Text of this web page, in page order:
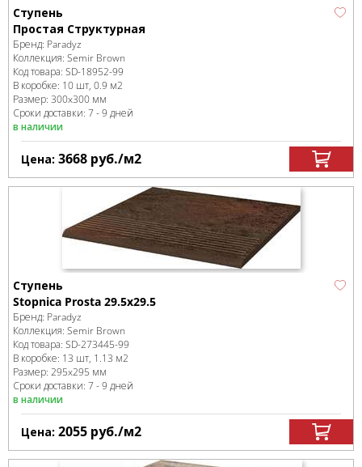
Ступень
Простая Структурная
Бренд: Paradyz
Коллекция: Semir Brown
Код товара: SD-18952-99
В коробке: 10 шт, 0.9 м2
Размер: 300x300 мм
Сроки доставки: 7 - 9 дней
в наличии
Цена: 3668 руб./м2
Ступень
Stopnica Prosta 29.5х29.5
Бренд: Paradyz
Коллекция: Semir Brown
Код товара: SD-273445-99
В коробке: 13 шт, 1.13 м2
Размер: 295x295 мм
Сроки доставки: 7 - 9 дней
в наличии
Цена: 2055 руб./м2